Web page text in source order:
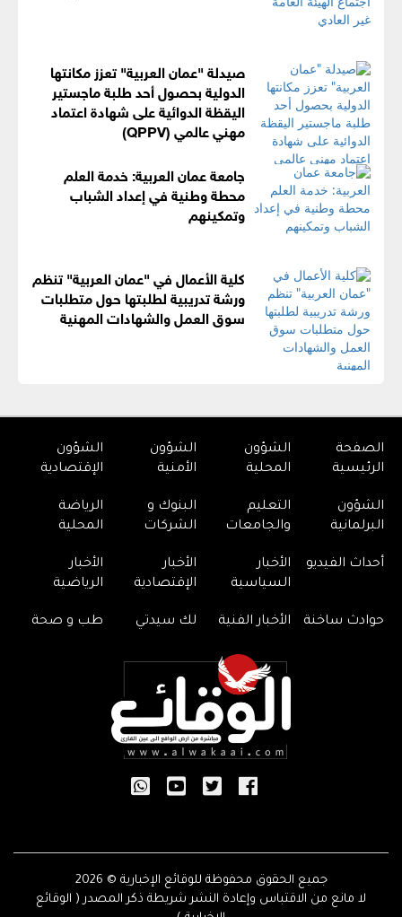
صيدلة "عمان العربية" تعزز مكانتها
الدولية بحصول أحد طلبة ماجستير
اليقظة الدوائية على شهادة اعتماد
مهني عالمي (QPPV)
جامعة عمان العربية: خدمة العلم
محطة وطنية في إعداد الشباب
وتمكينهم
كلية الأعمال في "عمان العربية" تنظم
ورشة تدريبية لطلبتها حول متطلبات
سوق العمل والشهادات المهنية
الصفحة
الرئيسية
الشؤون
المحلية
الشؤون
الأمنية
الشؤون
الإقتصادية
الشؤون
البرلمانية
التعليم
والجامعات
البنوك و
الشركات
الرياضة
المحلية
أحداث الفيديو
الأخبار
السياسية
الأخبار
الإقتصادية
الأخبار
الرياضية
حوادث ساخنة الأخبار الفنية لك سيدتي طب و صحة
جميع الحقوق محفوظة للوقائع الإخبارية © 2026
لا مانع من الاقتباس وإعادة النشر شريطة ذكر المصدر ( الوقائع